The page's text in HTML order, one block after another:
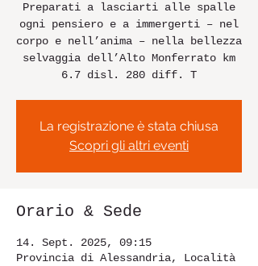
Preparati a lasciarti alle spalle
ogni pensiero e a immergerti – nel
corpo e nell’anima – nella bellezza
selvaggia dell’Alto Monferrato km
6.7 disl. 280 diff. T
La registrazione è stata chiusa
Scopri gli altri eventi
Orario & Sede
14. Sept. 2025, 09:15
Provincia di Alessandria, Località